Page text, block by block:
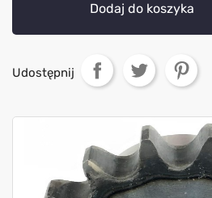
Dodaj do koszyka
Udostępnij